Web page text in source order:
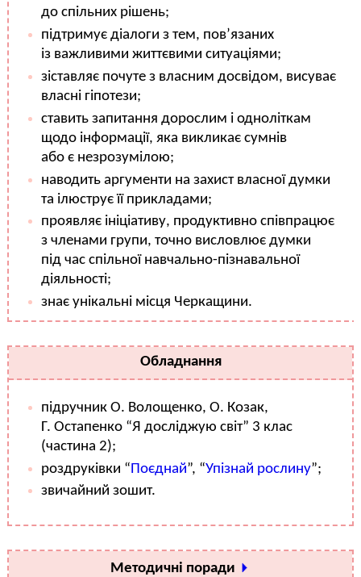
до спільних рішень;
підтримує діалоги з тем, пов’язаних
із важливими життєвими ситуаціями;
зіставляє почуте з власним досвідом, висуває
власні гіпотези;
ставить запитання дорослим і одноліткам
щодо інформації, яка викликає сумнів
або є незрозумілою;
наводить аргументи на захист власної думки
та ілюструє її прикладами;
проявляє ініціативу, продуктивно співпрацює
з членами групи, точно висловлює думки
під час спільної навчально-пізнавальної
діяльності;
знає унікальні місця Черкащини.
Обладнання
підручник О. Волощенко, О. Козак,
Г. Остапенко “Я досліджую світ” 3 клас
(частина 2);
роздруківки “ Поєднай”, “Упізнай рослину”;
звичайний зошит.
Методичні поради